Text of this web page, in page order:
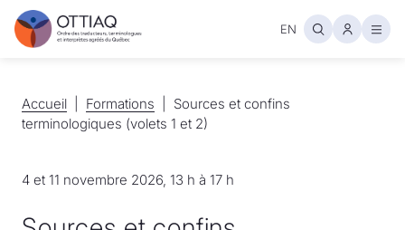
EN
Accueil
Accueil Formations
Formations
Sources et confins
terminologiques (volets 1 et 2)
4 et 11 novembre 2026, 13 h à 17 h